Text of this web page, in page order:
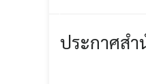
ประกาศสำ